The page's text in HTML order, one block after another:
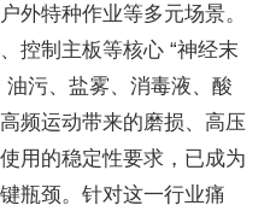
外特种作业等多元场景。
控制主板等核心 “神经末
污、盐雾、消毒液、酸
频运动带来的磨损、高压
用的稳定性要求，已成为
瓶颈。针对这一行业痛